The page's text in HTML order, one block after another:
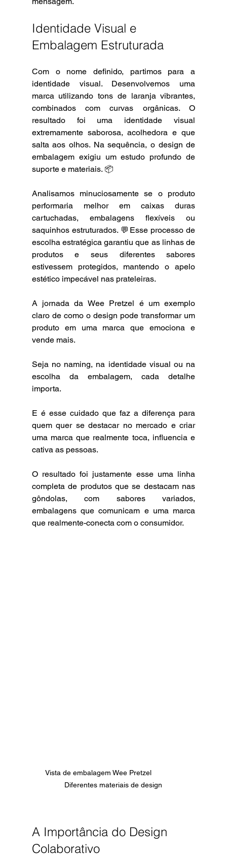
Identidade Visual e
Embalagem Estruturada
Com o nome definido, partimos para a
identidade visual. Desenvolvemos uma
marca utilizando tons de laranja vibrantes,
combinados com curvas orgânicas. O
resultado foi uma identidade visual
extremamente saborosa, acolhedora e que
salta aos olhos. Na sequência, o design de
embalagem exigiu um estudo profundo de
suporte e materiais. 📦
Analisamos minuciosamente se o produto
performaria melhor em caixas duras
cartuchadas, embalagens flexíveis ou
saquinhos estruturados. 💬Esse processo de
escolha estratégica garantiu que as linhas de
produtos e seus diferentes sabores
estivessem protegidos, mantendo o apelo
estético impecável nas prateleiras.
A jornada da Wee Pretzel é um exemplo
claro de como o design pode transformar um
produto em uma marca que emociona e
vende mais.
Seja no naming, na identidade visual ou na
escolha da embalagem, cada detalhe
importa.
E é esse cuidado que faz a diferença para
quem quer se destacar no mercado e criar
uma marca que realmente toca, influencia e
cativa as pessoas.
O resultado foi justamente esse uma linha
completa de produtos que se destacam nas
gôndolas, com sabores variados,
embalagens que comunicam e uma marca
que realmente-conecta com o consumidor.
Vista de embalagem Wee Pretzel
Diferentes materiais de design
A Importância do Design
Colaborativo